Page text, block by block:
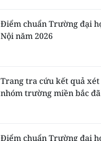
Điểm chuẩn Trường đại
Nội năm 2026
Trang tra cứu kết quả
nhóm trường miền bắc
Điểm chuẩn Trường đại